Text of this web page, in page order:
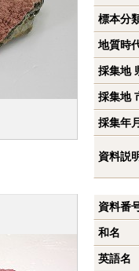
標本分
地質時
採集地
採集地
採集年
資料説
資料番
和名
英語名